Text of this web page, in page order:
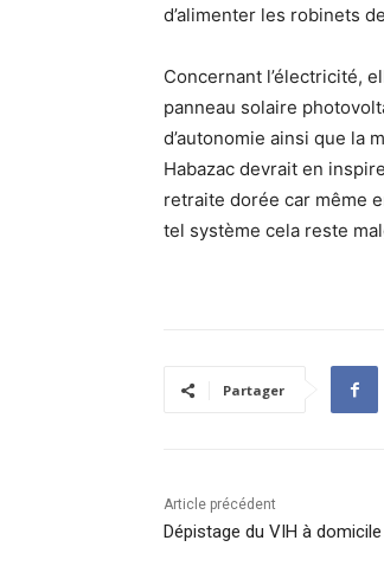
d’alimenter les robinets
Concernant l’électricité,
panneau solaire
d’autonomie ainsi que la
Habazac devrait en
retraite dorée car même
tel système cela reste
Partager
Article précédent
Dépistage du VIH à domicile